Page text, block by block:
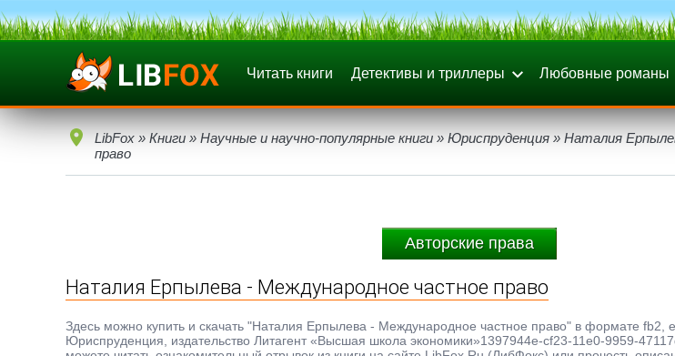
Читать книги Детективы и триллеры Любовные романы
LibFox » Книги » Научные и научно-популярные книги » Юриспруденция » Наталия
право
Авторские права
Наталия Ерпылева - Международное частное право
Здесь можно купить и скачать "Наталия Ерпылева - Международное частное право" в формате fb2,
Юриспруденция, издательство Литагент «Высшая школа экономики»1397944e-cf23-11e0-9959-